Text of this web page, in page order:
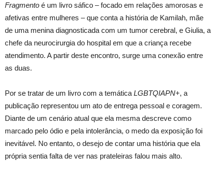
Fragmento é um livro sáfico – focado em relações amorosas e
afetivas entre mulheres – que conta a história de Kamilah, mãe
de uma menina diagnosticada com um tumor cerebral, e Giulia, a
chefe da neurocirurgia do hospital em que a criança recebe
atendimento. A partir deste encontro, surge uma conexão entre
as duas.
Por se tratar de um livro com a temática LGBTQIAPN+, a
publicação representou um ato de entrega pessoal e coragem.
Diante de um cenário atual que ela mesma descreve como
marcado pelo ódio e pela intolerância, o medo da exposição foi
inevitável. No entanto, o desejo de contar uma história que ela
própria sentia falta de ver nas prateleiras falou mais alto.